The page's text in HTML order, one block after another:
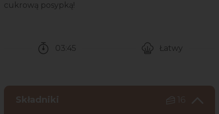
cukrową posypką!
03:45
Łatwy
Składniki 16